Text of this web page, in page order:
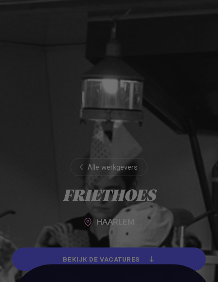
Alle werkgevers
FRIETHOES
HAARLEM
BEKIJK DE VACATURES